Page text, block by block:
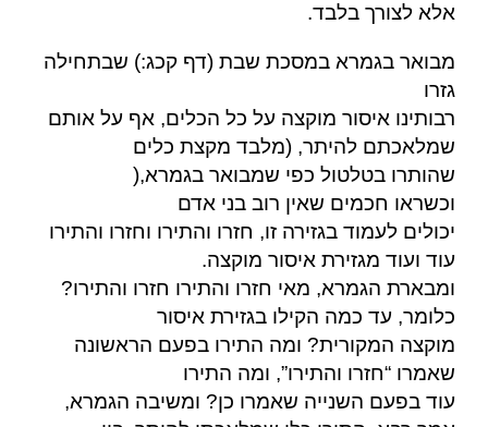
אלא לצורך בלבד.
מבואר בגמרא במסכת שבת (דף קכג:) שבתחילה
גזרו
רבותינו איסור מוקצה על כל הכלים, אף על אותם
שמלאכתם להיתר, (מלבד מקצת כלים
שהותרו בטלטול כפי שמבואר בגמרא),
וכשראו חכמים שאין רוב בני אדם
יכולים לעמוד בגזירה זו, חזרו והתירו וחזרו והתירו
עוד ועוד מגזירת איסור מוקצה.
ומבארת הגמרא, מאי חזרו והתירו חזרו והתירו?
כלומר, עד כמה הקילו בגזירת איסור
מוקצה המקורית? ומה התירו בפעם הראשונה
שאמרו “חזרו והתירו”, ומה התירו
עוד בפעם השנייה שאמרו כן? ומשיבה הגמרא,